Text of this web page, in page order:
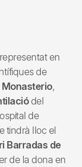
en
de
Monasterio,
del
de
tindrà lloc el
Barradas de
de la dona en